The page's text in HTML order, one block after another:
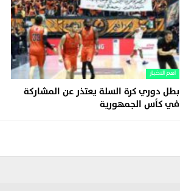
اهم الاخبار
بطل دوري كرة السلة يعتذر عن المشاركة
في كأس الجمهورية